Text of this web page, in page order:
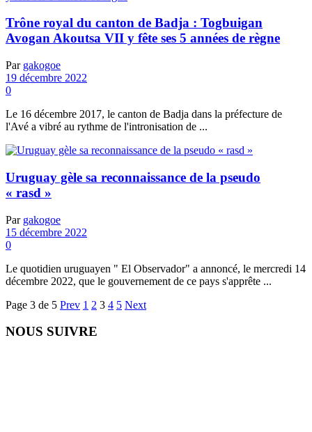
Trône royal du canton de Badja : Togbuigan
Avogan Akoutsa VII y fête ses 5 années de règne
Par gakogoe
19 décembre 2022
0
Le 16 décembre 2017, le canton de Badja dans la préfecture de
l'Avé a vibré au rythme de l'intronisation de ...
Uruguay gèle sa reconnaissance de la pseudo
« rasd »
Par gakogoe
15 décembre 2022
0
Le quotidien uruguayen " El Observador" a annoncé, le mercredi 14
décembre 2022, que le gouvernement de ce pays s'apprête ...
Page 3 de 5 Prev 1 2 3 4 5 Next
NOUS SUIVRE